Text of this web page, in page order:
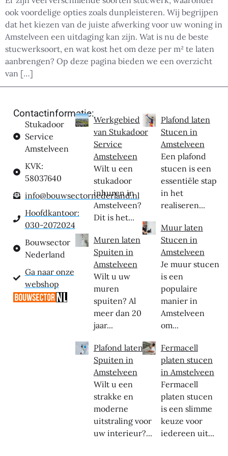
ook voordelige opties zoals dunpleisteren. Wij begrijpen
dat het kiezen van de juiste afwerking voor uw woning in
Amstelveen een uitdaging kan zijn. Wat is nu de beste
stucwerksoort, en wat kost het om deze per m² te laten
aanbrengen? Op deze pagina bieden we een overzicht
van […]
Contactinformatie:
Stukadoor
Service
Amstelveen
KVK:
58037640
info@bouwsectornederland.nl
Hoofdkantoor:
030-2072024
Bouwsector
Nederland
Ga naar onze
webshop
Werkgebied
van Stukadoor
Service
Amstelveen
Wilt u een
stukadoor
inhuren in
Amstelveen?
Dit is het...
Muren laten
Spuiten in
Amstelveen
Wilt u uw
muren
spuiten? Al
meer dan 20
jaar...
Plafond laten
Spuiten in
Amstelveen
Wilt u een
strakke en
moderne
uitstraling voor
uw interieur?...
Plafond laten
Stucen in
Amstelveen
Een plafond
stucen is een
essentiële stap
in het
realiseren...
Muur laten
Stucen in
Amstelveen
Je muur stucen
is een
populaire
manier in
Amstelveen
om...
Fermacell
platen stucen
in Amstelveen
Fermacell
platen stucen
is een slimme
keuze voor
iedereen uit...